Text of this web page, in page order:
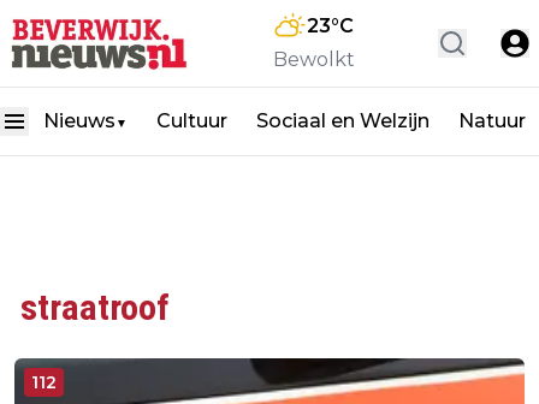
23°C
Bewolkt
Nieuws ▼ Cultuur Sociaal en Welzijn Natuur
straatroof
112